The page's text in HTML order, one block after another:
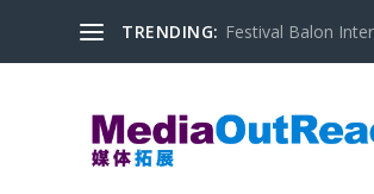
TRENDING: Festival Balon